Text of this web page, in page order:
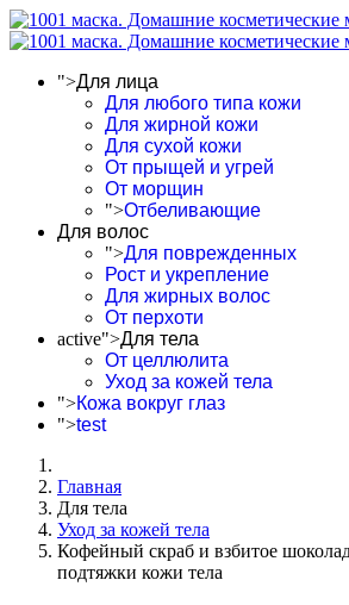
">Для лица
Для любого типа кожи
Для жирной кожи
Для сухой кожи
От прыщей и угрей
От морщин
">Отбеливающие
Для волос
">Для поврежденных
Рост и укрепление
Для жирных волос
От перхоти
active">Для тела
От целлюлита
Уход за кожей тела
">Кожа вокруг глаз
">test
Главная
Для тела
Уход за кожей тела
Кофейный скраб и взбитое
подтяжки кожи тела